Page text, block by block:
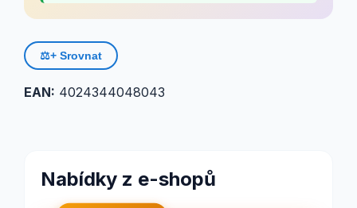
⚖️+ Srovnat
EAN: 4024344048043
Nabídky z e-shopů